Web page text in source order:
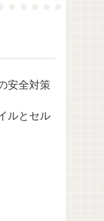
安全対策
ルとセル